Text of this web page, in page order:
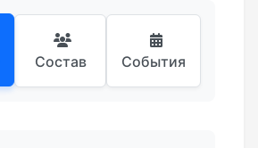
Состав События